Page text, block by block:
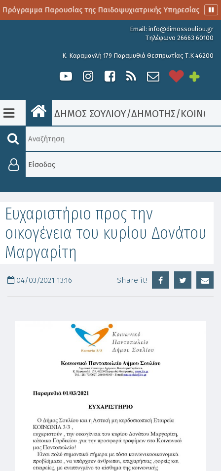
Παρουσίας της Παιδοψυχιατρικής Υπηρεσίας
Email: info@dimossouliou.gr
Τηλέφωνο 26663 60100
Κ. Καραμανλή 179 Παραμυθιά Θεσπρωτίας Τ.Κ 46200
ΔΗΜΟΣ ΣΟΥΛΙΟΥ/ΔΗΜΟΤΗΣ/
Είσοδος
Ευχαριστήριο προς την
οικογένεια του κυρίου Δονάτου
Μαργαρίτη
04/03/2021 13:16 Share it!